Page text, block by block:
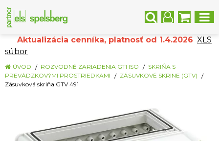
Aktualizácia cenníka, platnosť od 1.4.2026 XLS
súbor
ÚVOD ROZVODNÉ ZARIADENIA GTI ISO
SKRIŇA S
PREVÁDZKOVÝMI PROSTRIEDKAMI
ZÁSUVKOVÉ SKRINE (GTV)
Zásuvková skriňa GTV 491